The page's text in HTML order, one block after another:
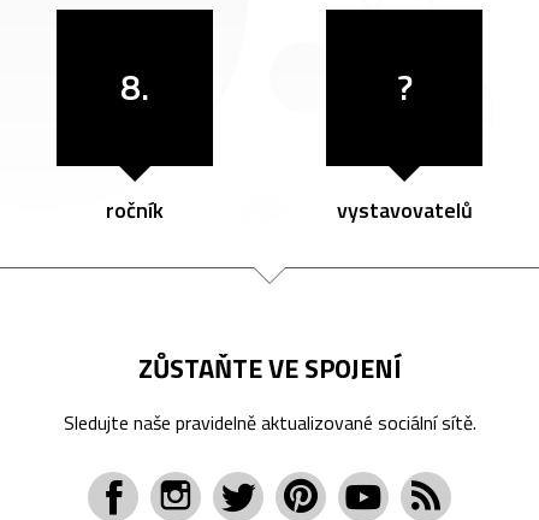
8.
ročník
?
vystavovatelů
ZŮSTAŇTE VE SPOJENÍ
Sledujte naše pravidelně aktualizované sociální sítě.